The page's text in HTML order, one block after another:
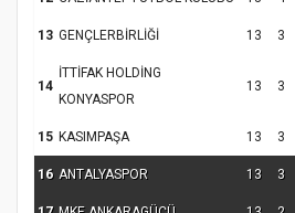
13 GENÇLERBİRLİĞİ 13 3
14
İTTİFAK HOLDİNG
KONYASPOR
13 3
15 KASIMPAŞA 13 3
16 ANTALYASPOR 13 3